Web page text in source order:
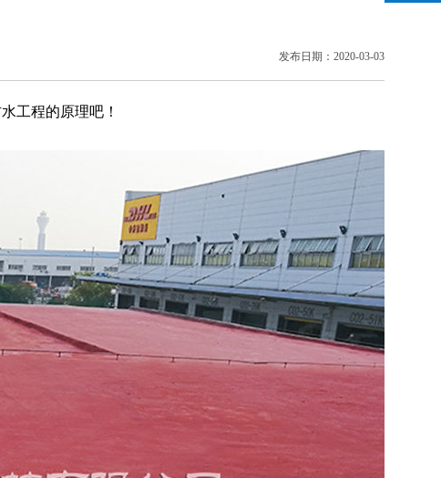
发布日期：2020-03-03
工程的原理吧！